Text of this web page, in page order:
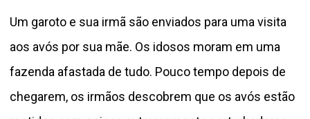
Um garoto e sua irmã são enviados para uma visita
aos avós por sua mãe. Os idosos moram em uma
fazenda afastada de tudo. Pouco tempo depois de
chegarem, os irmãos descobrem que os avós estão